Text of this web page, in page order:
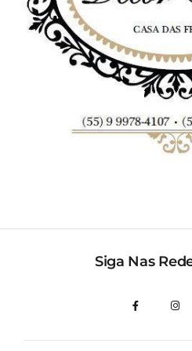
Siga Nas